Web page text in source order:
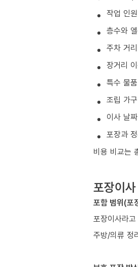
작업 인
층수와
주차 거
장거리
특수 물
조립 가
이사 날
포장과
비용 비교는
포장이
포함 범위(포
포장이사라
주방/의류 정